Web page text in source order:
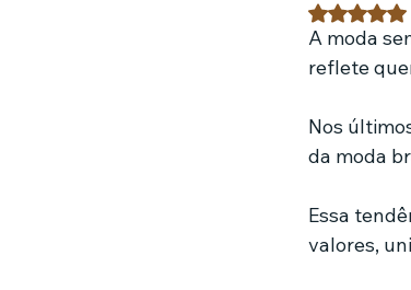
Estratégias de
Jardinagem
A moda
reflete
Nos
da moda
Essa
valores,